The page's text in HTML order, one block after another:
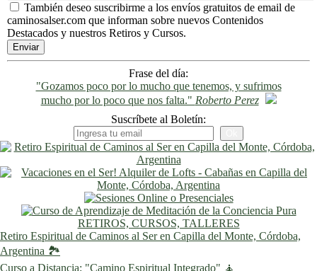
También deseo suscribirme a los envíos gratuitos de email de
caminosalser.com que informan sobre nuevos Contenidos
Destacados y nuestros Retiros y Cursos.
Frase del día:
"Gozamos poco por lo mucho que tenemos, y sufrimos
mucho por lo poco que nos falta." Roberto Perez
Suscríbete al Boletín:
RETIROS, CURSOS, TALLERES
Retiro Espiritual de Caminos al Ser en Capilla del Monte, Córdoba,
Argentina 🏞️
Curso a Distancia: "Camino Espiritual Integrado" 🧘